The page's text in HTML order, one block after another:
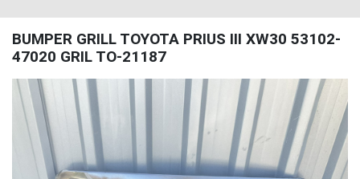
BUMPER GRILL TOYOTA PRIUS III XW30 53102-
47020 GRIL TO-21187